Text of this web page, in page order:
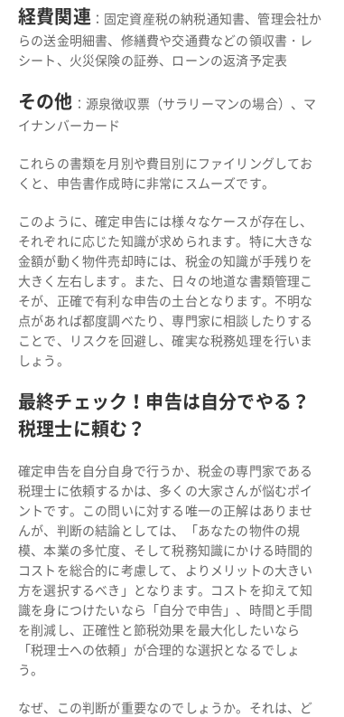
経費関連 ：固定資産税の納税通知書、管理会社か
らの送金明細書、修繕費や交通費などの領収書・レ
シート、火災保険の証券、ローンの返済予定表
その他 ：源泉徴収票（サラリーマンの場合）、マ
イナンバーカード
これらの書類を月別や費目別にファイリングしてお
くと、申告書作成時に非常にスムーズです。
このように、確定申告には様々なケースが存在し、
それぞれに応じた知識が求められます。特に大きな
金額が動く物件売却時には、税金の知識が手残りを
大きく左右します。また、日々の地道な書類管理こ
そが、正確で有利な申告の土台となります。不明な
点があれば都度調べたり、専門家に相談したりする
ことで、リスクを回避し、確実な税務処理を行いま
しょう。
最終チェック！申告は自分でやる？
税理士に頼む？
確定申告を自分自身で行うか、税金の専門家である
税理士に依頼するかは、多くの大家さんが悩むポイ
ントです。この問いに対する唯一の正解はありませ
んが、判断の結論としては、「あなたの物件の規
模、本業の多忙度、そして税務知識にかける時間的
コストを総合的に考慮して、よりメリットの大きい
方を選択するべき」となります。コストを抑えて知
識を身につけたいなら「自分で申告」、時間と手間
を削減し、正確性と節税効果を最大化したいなら
「税理士への依頼」が合理的な選択となるでしょ
う。
なぜ、この判断が重要なのでしょうか。それは、ど